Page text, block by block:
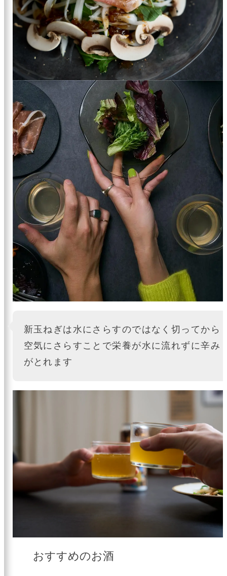
新玉ねぎは水にさらすのではなく切ってから
空気にさらすことで栄養が水に流れずに辛み
がとれます
おすすめのお酒